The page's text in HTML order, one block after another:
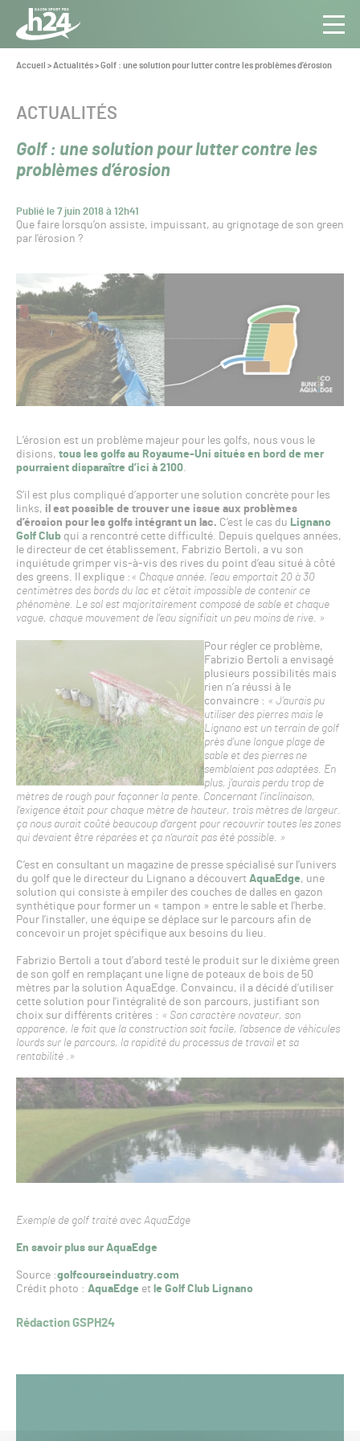
Panneau de gestion des cookies
Aller au contenu
Toute
l’info
Pro
Vous
Accueil >Actualités>Golf : une solution pour lutter contre les problèmes d’érosion
Golf : une solution pour lutter contre les
problèmes d’érosion
Publié le 7 juin 2018 à 12h41
CATÉGORIE :
ACTUALITÉS
Que faire lorsqu’on assiste, impuissant, au grignotage de son green
par l’érosion ?
L’érosion est un problème majeur pour les golfs, nous vous le
disions, tous les golfs au Royaume-Uni situés en bord de mer
pourraient disparaître d’ici à 2100.
S’il est plus compliqué d’apporter une solution concrète pour les
links, il est possible de trouver une issue aux problèmes
d’érosion pour les golfs intégrant un lac. C’est le cas du Lignano
Golf Clubqui a rencontré cette difficulté. Depuis quelques années,
le directeur de cet établissement, Fabrizio Bertoli, a vu son
inquiétude grimper vis-à-vis des rives du point d’eau situé à côté
des greens. Il explique : « Chaque année, l’eau emportait 20 à 30
centimètres des bords du lac et c’était impossible de contenir ce
phénomène. Le sol est majoritairement composé de sable et chaque
vague, chaque mouvement de l’eau signifiait un peu moins de rive. »
Pour régler ce problème,
Fabrizio Bertoli a envisagé
plusieurs possibilités mais
rien n’a réussi à le
convaincre : « J’aurais pu
utiliser des pierres mais le
Lignano est un terrain de golf
près d’une longue plage de
sable et des pierres ne
semblaient pas adaptées. En
plus, j’aurais perdu trop de
mètres de rough pour façonner la pente. Concernant l’inclinaison,
l’exigence était pour chaque mètre de hauteur, trois mètres de largeur.
ça nous aurait coûté beaucoup d’argent pour recouvrir toutes les zones
qui devaient être réparées et ça n’aurait pas été possible. »
C’est en consultant un magazine de presse spécialisé sur l’univers
du golf que le directeur du Lignano a découvert AquaEdge, une
solution qui consiste à empiler des couches de dalles en gazon
synthétique pour former un « tampon » entre le sable et l’herbe.
Pour l’installer, une équipe se déplace sur le parcours afin de
concevoir un projet spécifique aux besoins du lieu.
Fabrizio Bertoli a tout d’abord testé le produit sur le dixième green
de son golf en remplaçant une ligne de poteaux de bois de 50
mètres par la solution AquaEdge. Convaincu, il a décidé d’utiliser
cette solution pour l’intégralité de son parcours, justifiant son
choix sur différents critères : « Son caractère novateur, son
apparence, le fait que la construction soit facile, l’absence de véhicules
lourds sur le parcours, la rapidité du processus de travail et sa
rentabilité . »
Exemple de golf traité avec AquaEdge
En savoir plus sur AquaEdge
Source :golfcourseindustry.com
Crédit photo : AquaEdge et le Golf Club Lignano
Rédaction GSPH24